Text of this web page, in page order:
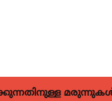
മരുന്നുകള്‍